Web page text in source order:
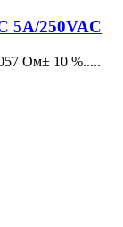
5A/250VAC
Ом± 10 %.....